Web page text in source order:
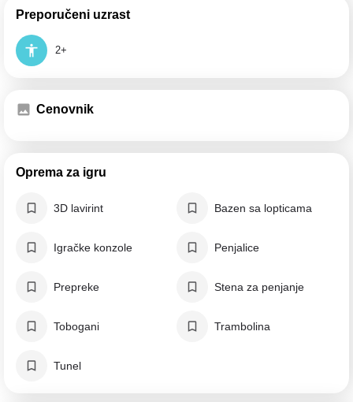
Preporučeni uzrast
2+
Cenovnik
Oprema za igru
3D lavirint Bazen sa lopticama
Igračke konzole Penjalice
Prepreke Stena za penjanje
Tobogani Trambolina
Tunel